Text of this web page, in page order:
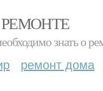
знать о
ремонт дома